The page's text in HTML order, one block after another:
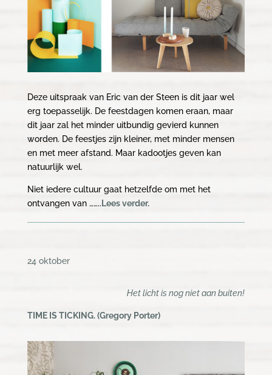
Deze uitspraak van Eric van der Steen is dit jaar wel
erg toepasselijk. De feestdagen komen eraan, maar
dit jaar zal het minder uitbundig gevierd kunnen
worden. De feestjes zijn kleiner, met minder mensen
en met meer afstand. Maar kadootjes geven kan
natuurlijk wel.
Niet iedere cultuur gaat hetzelfde om met het
ontvangen van …….. Lees verder.
24 oktober
Het licht is nog niet aan buiten!
TIME IS TICKING. (Gregory Porter)